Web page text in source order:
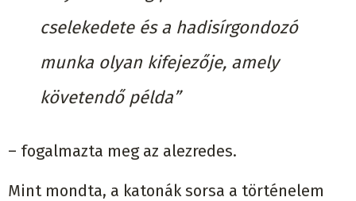
cselekedete és a hadisírgondozó
munka olyan kifejezője, amely
követendő példa”
– fogalmazta meg az alezredes.
Mint mondta, a katonák sorsa a történelem